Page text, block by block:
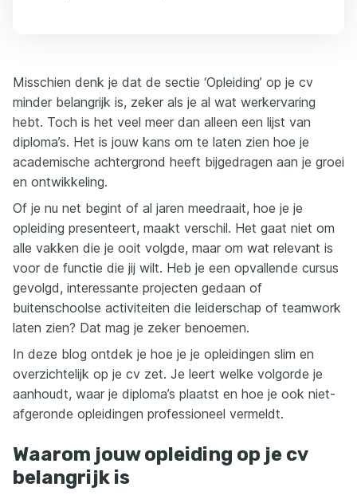
Misschien denk je dat de sectie ‘Opleiding’ op je cv
minder belangrijk is, zeker als je al wat werkervaring
hebt. Toch is het veel meer dan alleen een lijst van
diploma’s. Het is jouw kans om te laten zien hoe je
academische achtergrond heeft bijgedragen aan je groei
en ontwikkeling.
Of je nu net begint of al jaren meedraait, hoe je je
opleiding presenteert, maakt verschil. Het gaat niet om
alle vakken die je ooit volgde, maar om wat relevant is
voor de functie die jij wilt. Heb je een opvallende cursus
gevolgd, interessante projecten gedaan of
buitenschoolse activiteiten die leiderschap of teamwork
laten zien? Dat mag je zeker benoemen.
In deze blog ontdek je hoe je je opleidingen slim en
overzichtelijk op je cv zet. Je leert welke volgorde je
aanhoudt, waar je diploma’s plaatst en hoe je ook niet-
afgeronde opleidingen professioneel vermeldt.
Waarom jouw opleiding op je cv
belangrijk is